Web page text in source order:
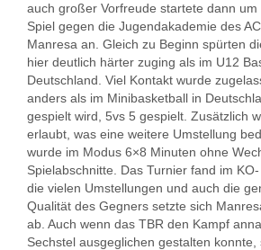
auch großer Vorfreude startete dann
Spiel gegen die Jugendakademie des
Manresa an. Gleich zu Beginn spürten
hier deutlich härter zuging als im U12
Deutschland. Viel Kontakt wurde
anders als im Minibasketball in
gespielt wird, 5vs 5 gespielt. Zusätzlich
erlaubt, was eine weitere Umstellung
wurde im Modus 6×8 Minuten ohne
Spielabschnitte. Das Turnier fand im
die vielen Umstellungen und auch die
Qualität des Gegners setzte sich
ab. Auch wenn das TBR den Kampf
Sechstel ausgeglichen gestalten